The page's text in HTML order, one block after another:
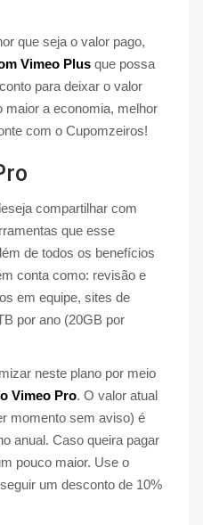
que seja o valor pago,
Vimeo Plus que possa
para deixar o valor
maior a economia, melhor
com o Cupomzeiros!
compartilhar com
que esse
de todos os benefícios
conta como: revisão e
em equipe, sites de
por ano (20GB por
neste plano por meio
Vimeo Pro. O valor atual
momento sem aviso) é
anual. Caso queira pagar
pouco maior. Use o
um desconto de 10%